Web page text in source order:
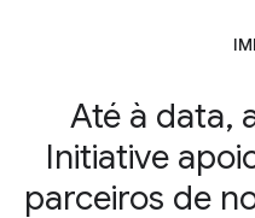
Até à data,
Initiative
parceiros de